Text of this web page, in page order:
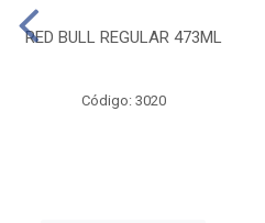
RED BULL REGULAR 473ML
Código: 3020